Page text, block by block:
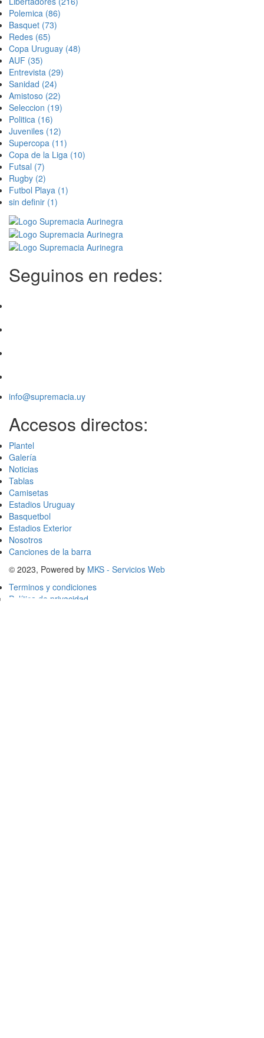
Polemica (86)
Basquet (73)
Redes (65)
Copa Uruguay (48)
AUF (35)
Entrevista (29)
Sanidad (24)
Amistoso (22)
Seleccion (19)
Politica (16)
Juveniles (12)
Supercopa (11)
Copa de la Liga (10)
Futsal (7)
Rugby (2)
Futbol Playa (1)
sin definir (1)
Seguinos en redes:
info@supremacia.uy
Accesos directos:
Plantel
Galería
Noticias
Tablas
Camisetas
Estadios Uruguay
Basquetbol
Estadios Exterior
Nosotros
Canciones de la barra
© 2023, Powered by MKS - Servicios Web
Terminos y condiciones
Política de privacidad